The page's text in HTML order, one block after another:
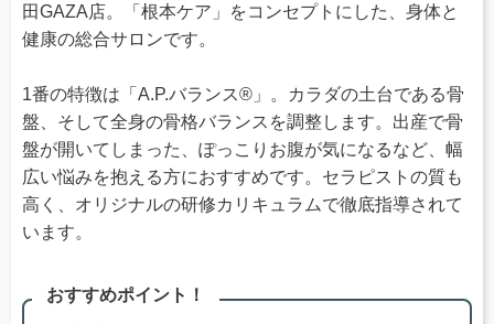
田GAZA店。「根本ケア」をコンセプトにした、身体と
健康の総合サロンです。
1番の特徴は「A.P.バランス®」。カラダの土台である骨
盤、そして全身の骨格バランスを調整します。出産で骨
盤が開いてしまった、ぽっこりお腹が気になるなど、幅
広い悩みを抱える方におすすめです。セラピストの質も
高く、オリジナルの研修カリキュラムで徹底指導されて
います。
おすすめポイント！